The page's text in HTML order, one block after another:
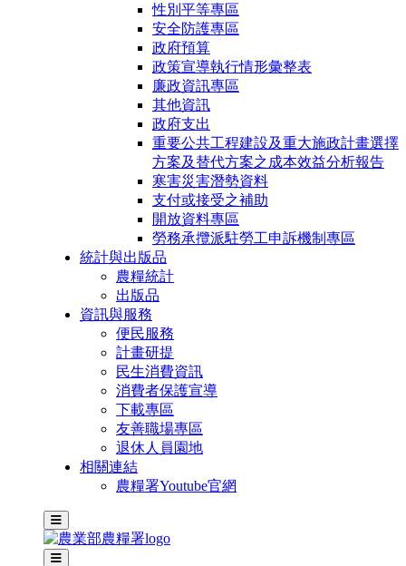
性別平等專區
安全防護專區
政府預算
政策宣導執行情形彙整表
廉政資訊專區
其他資訊
政府支出
重要公共工程建設及重大施政計畫選擇
方案及替代方案之成本效益分析報告
寒害災害潛勢資料
支付或接受之補助
開放資料專區
勞務承攬派駐勞工申訴機制專區
統計與出版品
農糧統計
出版品
資訊與服務
便民服務
計畫研提
民生消費資訊
消費者保護宣導
下載專區
友善職場專區
退休人員園地
相關連結
農糧署Youtube官網
主選單
其他網站選單